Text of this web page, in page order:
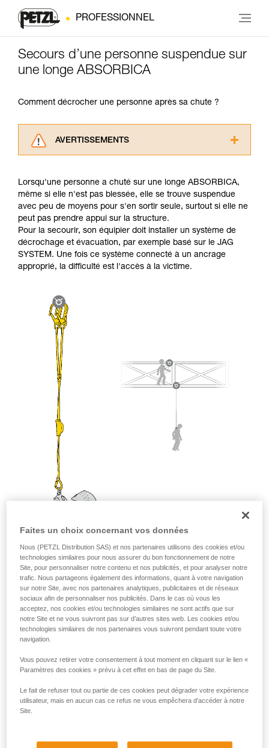
PROFESSIONNEL
Secours d’une personne suspendue sur
une longe ABSORBICA
Comment décrocher une personne après sa chute ?
AVERTISSEMENTS
consulter. Vous devez avoir compris les
informations de la notice technique pour
pouvoir comprendre ce complément
d’informations.
Maîtriser ces techniques nécessite une
formation et un entraînement spécifique. Validez
avec un professionnel votre capacité à refaire
la manipulation, seul, en toute sécurité, avant
Nous donnons des exemples de techniques
liées à votre activité. Il peut en exister d’autres
que nous ne décrivons pas ici.
Lorsqu'une personne a chuté sur une longe ABSORBICA,
même si elle n'est pas blessée, elle se trouve suspendue
avec peu de moyens pour s'en sortir seule, surtout si elle ne
peut pas prendre appui sur la structure.
Pour la secourir, son équipier doit installer un système de
décrochage et évacuation, par exemple basé sur le JAG
SYSTEM. Une fois ce système connecté à un ancrage
approprié, la difficulté est l'accès à la victime.
Faites un choix concernant vos données
Nous (PETZL Distribution SAS) et nos partenaires utilisons des cookies et/ou
technologies similaires pour nous assurer du bon fonctionnement de notre
Site, pour personnaliser notre contenu et nos publicités, et pour analyser notre
trafic. Nous partageons également des informations, quant à votre navigation
sur notre Site, avec nos partenaires analytiques, publicitaires et de réseaux
sociaux afin de personnaliser nos publicités. Dans le cas où vous les
acceptez, nos cookies et/ou technologies similaires ne sont actifs que sur
notre Site et ne vous suivront pas sur d’autres sites web. Les cookies et/ou
technologies similaires de nos partenaires vous suivront pendant toute votre
navigation.
Vous pouvez retirer votre consentement à tout moment en cliquant sur le lien «
Paramètres des cookies » prévu à cet effet en bas de page du Site.
Le fait de refuser tout ou partie de ces cookies peut dégrader votre expérience
utilisateur, mais en aucun cas ce refus ne vous empêchera d’accéder à notre
Site.